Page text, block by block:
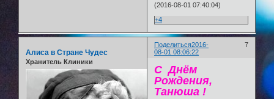
(2016-08-01 07:40:04)
+4
Поделиться 7
2016-
08-01 08:06:22
Алиса в Стране Чудес
Хранитель Клиники
С Днём
Рождения,
Танюша !